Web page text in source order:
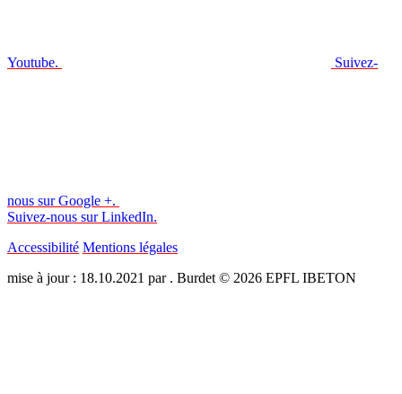
Youtube. Suivez-
nous sur Google +.
Suivez-nous sur LinkedIn.
Accessibilité Mentions légales
mise à jour : 18.10.2021 par . Burdet © 2026 EPFL IBETON